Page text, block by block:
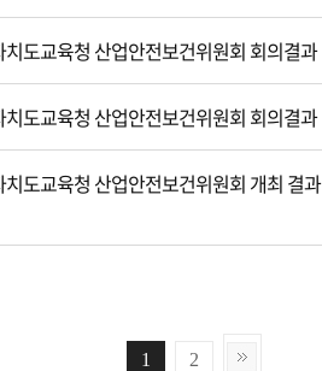
도교육청 산업안전보건위원회 회의결과
도교육청 산업안전보건위원회 회의결과
도교육청 산업안전보건위원회 개최 결과
1 2